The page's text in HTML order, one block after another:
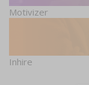
Motivizer
Inhire